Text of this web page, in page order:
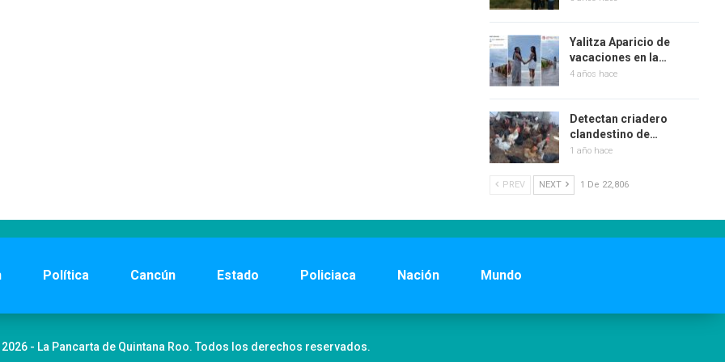
Yalitza Aparicio de
vacaciones en la…
4 años hace
Detectan criadero
clandestino de…
1 año hace
PREV NEXT 1 De 22,806
Política Cancún Estado Policiaca Nación Mundo
- La Pancarta de Quintana Roo. Todos los derechos reservados.